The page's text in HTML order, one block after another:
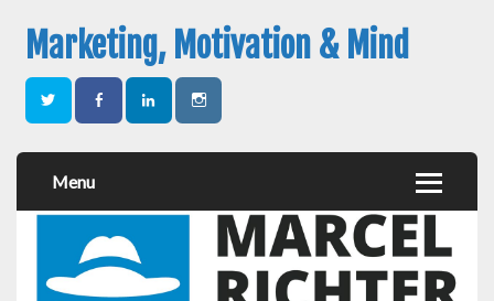
Marketing, Motivation & Mind
Menu